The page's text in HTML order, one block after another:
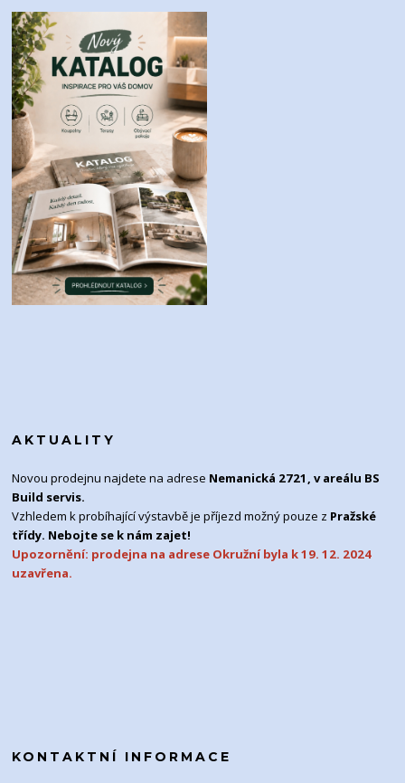
AKTUALITY
Novou prodejnu najdete na adrese Nemanická 2721, v areálu BS
Build servis.
Vzhledem k probíhající výstavbě je příjezd možný pouze z Pražské
třídy. Nebojte se k nám zajet!
Upozornění: prodejna na adrese Okružní byla k 19. 12. 2024
uzavřena.
KONTAKTNÍ INFORMACE